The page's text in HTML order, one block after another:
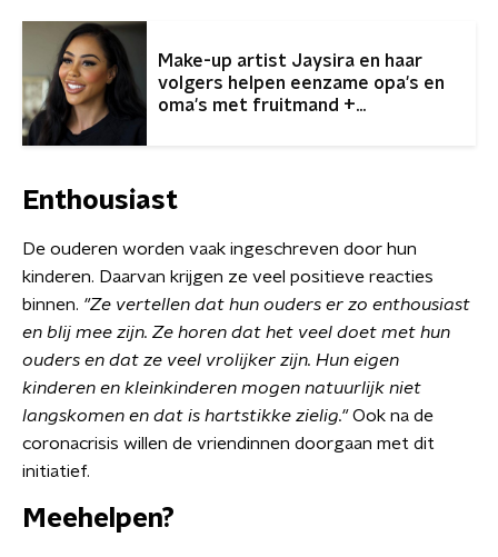
Make-up artist Jaysira en haar
volgers helpen eenzame opa's en
oma's met fruitmand +
Enthousiast
De ouderen worden vaak ingeschreven door hun
kinderen. Daarvan krijgen ze veel positieve reacties
binnen. "Ze vertellen dat hun ouders er zo enthousiast
en blij mee zijn. Ze horen dat het veel doet met hun
ouders en dat ze veel vrolijker zijn. Hun eigen
kinderen en kleinkinderen mogen natuurlijk niet
langskomen en dat is hartstikke zielig."Ook na de
coronacrisis willen de vriendinnen doorgaan met dit
initiatief.
Meehelpen?